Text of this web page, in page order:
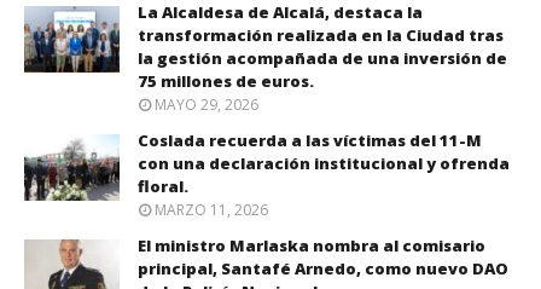
La Alcaldesa de Alcalá, destaca la
transformación realizada en la Ciudad tras
la gestión acompañada de una inversión de
75 millones de euros.
MAYO 29, 2026
Coslada recuerda a las víctimas del 11-M
con una declaración institucional y ofrenda
floral.
MARZO 11, 2026
El ministro Marlaska nombra al comisario
principal, Santafé Arnedo, como nuevo DAO